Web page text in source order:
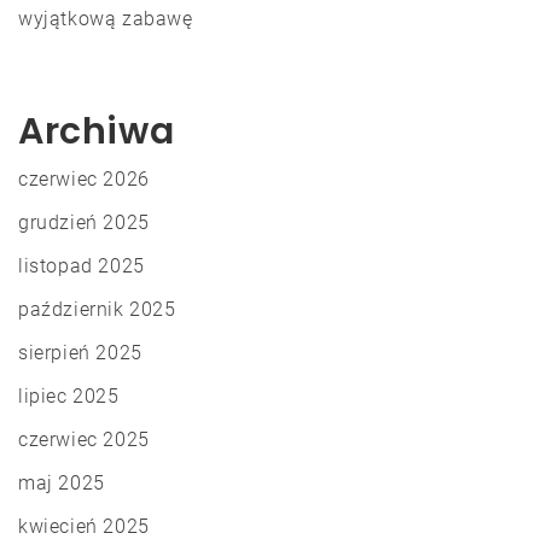
wyjątkową zabawę
Archiwa
czerwiec 2026
grudzień 2025
listopad 2025
październik 2025
sierpień 2025
lipiec 2025
czerwiec 2025
maj 2025
kwiecień 2025